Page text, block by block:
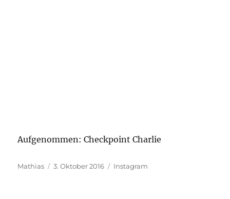
Aufgenommen: Checkpoint Charlie
Autor
Mathias
Veröffentlicht
3. Oktober 2016 Kategorien
Instagram